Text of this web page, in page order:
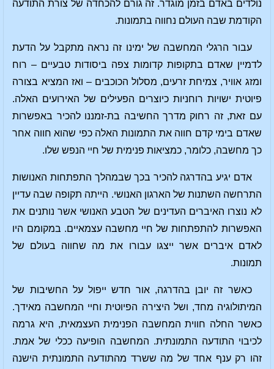
נולדים באדם בזמן מוגדר. זה גורם להכחדה של צורת התודעה
הקודמת שבה העולם נחווה בתמונות.
עבור הרגלי המחשבה של ימינו זה נראה מתקבל על הדעת
לדמיין שאדם בתקופות קדומות צפה ביסודות טבעיים – רוח
ומזג אוויר, צמיחת זרעים, מסלול הכוכבים – ואז המציא בצורה
פיוטית ישויות רוחניות כיוצרים הפעילים של האירועים האלה.
עם זאת, זה רחוק מדרך החשיבה בת-זמננו להכיר באפשרות
שאדם בימי קדם חווה את התמונות האלה כפי שהוא חווה אחר
כך מחשבה, כלומר, כמציאות פנימית של חיי הנפש שלו.
אדם יגיע בהדרגה להכיר בכך שבמהלך התפתחות האנושות
התרחשה השתנות של הארגון האנושי. הייתה תקופה שבה עדיין
לא נוצרו האיברים העדינים של הטבע האנושי אשר נותנים את
האפשרות להתפתחות של חיי מחשבה עצמאיים. במקומם היו
לאדם איברים אשר ייצגו עבורו את מה שחווה בעולם של
תמונות.
כאשר זה יובן בהדרגה, אור חדש ייפול על החשיבות של
המיתולוגיה מחד, ושל היצירה הפיוטית וחיי המחשבה מאידך.
כאשר החלה חווית המחשבה הפנימית העצמאית, היא גרמה
לכיבוי התודעה התמונתית. המחשבה הופיעה ככלי של אמת.
זהו רק ענף אחד של מה ששרד מהתודעה התמונתית הישנה